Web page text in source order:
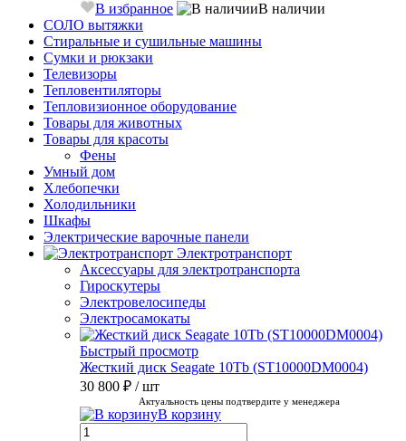
В избранное
В наличии
СОЛО вытяжки
Стиральные и сушильные машины
Сумки и рюкзаки
Телевизоры
Тепловентиляторы
Тепловизионное оборудование
Товары для животных
Товары для красоты
Фены
Умный дом
Хлебопечки
Холодильники
Шкафы
Электрические варочные панели
Электротранспорт
Аксессуары для электротранспорта
Гироскутеры
Электровелосипеды
Электросамокаты
Быстрый просмотр
Жесткий диск Seagate 10Tb (ST10000DM0004)
30 800 ₽ / шт
Актуальность цены подтвердите у менеджера
В корзину